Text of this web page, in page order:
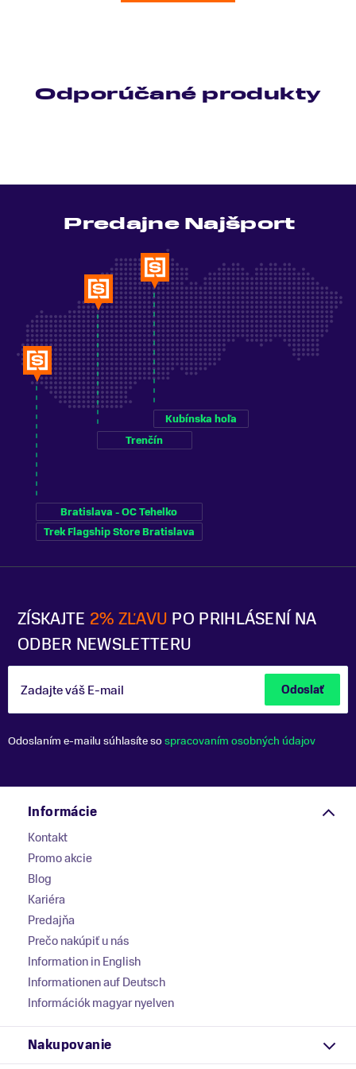
Odporúčané produkty
ZÍSKAJTE 2% ZĽAVU PO PRIHLÁSENÍ NA
ODBER NEWSLETTERU
Zadajte váš E-mail Odoslať
Odoslaním e-mailu súhlasíte sospracovaním osobných údajov
Predajne Najšport
Bratislava - OC Tehelko
Trek Flagship Store Bratislava
Trenčín
Kubínska hoľa
Informácie
Kontakt
Promo akcie
Blog
Kariéra
Predajňa
Prečo nakúpiť u nás
Information in English
Informationen auf Deutsch
Információk magyar nyelven
Nakupovanie